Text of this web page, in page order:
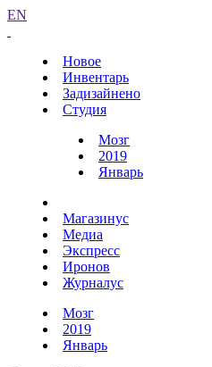
EN
Новое
Инвентарь
Задизайнено
Студия
Мозг
2019
Январь
Магазинус
Медиа
Экспресс
Иронов
Журналус
Мозг
2019
Январь